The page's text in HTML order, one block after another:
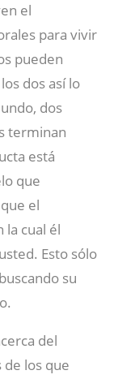
el
para vivir
pueden
dos así lo
dos
terminan
está
que
el
la cual él
Esto sólo
su
del
los que